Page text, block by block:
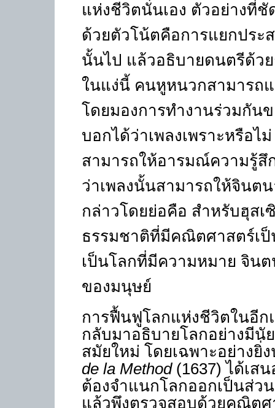
แห่งชีวิตนั่นเอง ตัวอย่างที่
ด้วยตัวโน้ตคือการแยกปร
นั้นไป แล้วอธิบายดนตรีด้ว
ในแง่นี้ คนหูหนวกสามารถ
โดยมองการทำงานร่วมกัน
บอกได้ว่าเพลงเพราะหรือไ
สามารถให้อารมณ์ความรู้สึ
ว่าเพลงนั้นสามารถให้จินต
กล่าวโดยย่อคือ สำหรับฮุสเ
ธรรมชาติที่มีคณิตศาสตร์เ
เป็นโลกที่มีความหมาย จิน
ของมนุษย์
การฟื้นฟูโลกแห่งชีวิตในอีก
กลับมาอธิบายโลกอย่างมี
สมัยใหม่ โดยเฉพาะอย่าง
de la Method (1637)ได้เส
ต้องจำแนกโลกออกเป็นส่ว
แล้วพึงตรวจสอบด้วยคณิต